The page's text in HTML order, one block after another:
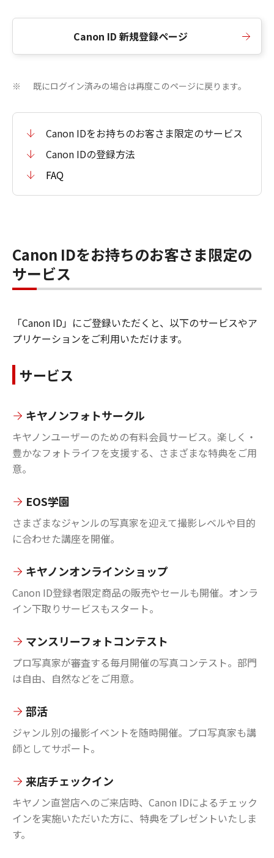
Canon ID 新規登録ページ
※ 既にログイン済みの場合は再度このページに戻ります。
Canon IDをお持ちのお客さま限定のサービス
Canon IDの登録方法
FAQ
Canon IDをお持ちのお客さま限定の
サービス
「Canon ID」にご登録いただくと、以下のサービスやア
プリケーションをご利用いただけます。
サービス
キヤノンフォトサークル
キヤノンユーザーのための有料会員サービス。楽しく・
豊かなフォトライフを支援する、さまざまな特典をご用
意。
EOS学園
さまざまなジャンルの写真家を迎えて撮影レベルや目的
に合わせた講座を開催。
キヤノンオンラインショップ
Canon ID登録者限定商品の販売やセールも開催。オンラ
イン下取りサービスもスタート。
マンスリーフォトコンテスト
プロ写真家が審査する毎月開催の写真コンテスト。部門
は自由、自然などをご用意。
部活
ジャンル別の撮影イベントを随時開催。プロ写真家も講
師としてサポート。
来店チェックイン
キヤノン直営店へのご来店時、Canon IDによるチェック
インを実施いただいた方に、特典をプレゼントいたしま
す。